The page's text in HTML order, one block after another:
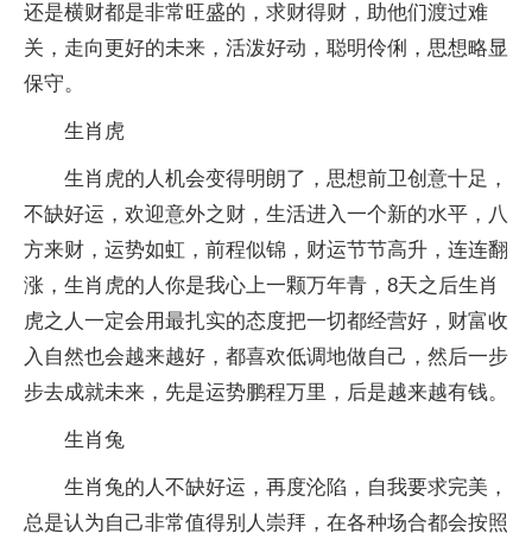
还是横财都是非常旺盛的，求财得财，助他们渡过难
关，走向更好的未来，活泼好动，聪明伶俐，思想略显
保守。
生肖虎
生肖虎的人机会变得明朗了，思想前卫创意十足，
不缺好运，欢迎意外之财，生活进入一个新的水平，八
方来财，运势如虹，前程似锦，财运节节高升，连连翻
涨，生肖虎的人你是我心上一颗万年青，8天之后生肖
虎之人一定会用最扎实的态度把一切都经营好，财富收
入自然也会越来越好，都喜欢低调地做自己，然后一步
步去成就未来，先是运势鹏程万里，后是越来越有钱。
生肖兔
生肖兔的人不缺好运，再度沦陷，自我要求完美，
总是认为自己非常值得别人崇拜，在各种场合都会按照